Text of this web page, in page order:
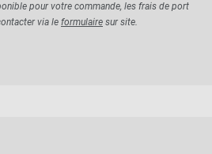
pour votre commande, les frais de port
via le formulaire sur site.